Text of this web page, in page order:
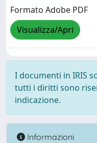
Formato Adobe PDF
Visualizza/Apri
I documenti in IRIS
tutti i diritti sono
indicazione.
Informazioni